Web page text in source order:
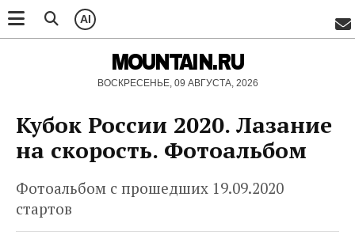
AI
MOUNTAIN.RU
ВОСКРЕСЕНЬЕ, 09 АВГУСТА, 2026
Кубок России 2020. Лазание
на скорость. Фотоальбом
Фотоальбом с прошедших 19.09.2020
стартов